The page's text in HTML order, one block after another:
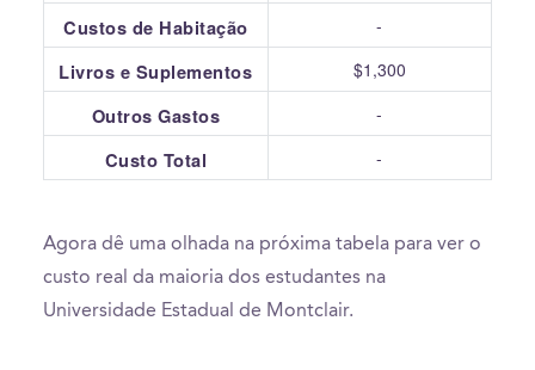
Custos de Habitação -
Livros e Suplementos $1,300
Outros Gastos -
Custo Total -
Agora dê uma olhada na próxima tabela para ver o
custo real da maioria dos estudantes na
Universidade Estadual de Montclair.